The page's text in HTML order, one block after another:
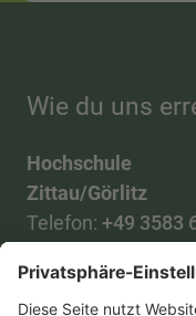
Wie du uns
Hochschule
Zittau/Görlitz
Telefon: +49 3583
Mail: